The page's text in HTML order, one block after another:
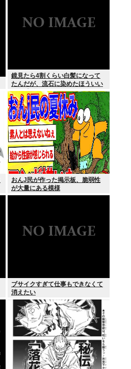
鏡見たら4割くらい白髪になって
たんだが、流石に染めたほういい
の ？半分おじいちゃんでドン引き
したわ
おんJ民が作った掲示板、脆弱性
が大量にある模様
ブサイクすぎて仕事もできなくて
消えたい